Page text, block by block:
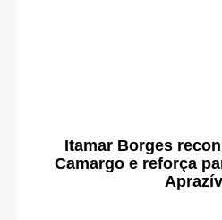
Itamar Borges
Camargo e reforça